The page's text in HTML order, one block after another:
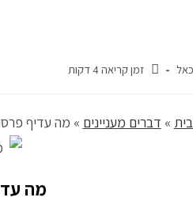
זמן קריאה 4 דקות
» דברים מעניינים » מה עדיף
מה